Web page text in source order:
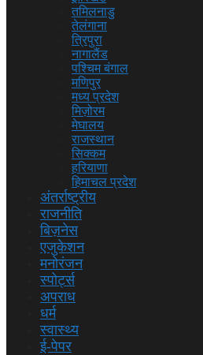
तमिलनाडु
तेलंगाना
त्रिपुरा
नागालैंड
पश्चिम बंगाल
मणिपुर
मध्य प्रदेश
मिज़ोरम
मेघालय
राजस्थान
सिक्कम
हरियाणा
हिमाचल प्रदेश
अंतर्राष्ट्रीय
राजनीति
बिज़नेस
एजुकेशन
मनोरंजन
स्पोर्ट्स
अपराध
धर्म
स्वास्थ्य
ई-पेपर